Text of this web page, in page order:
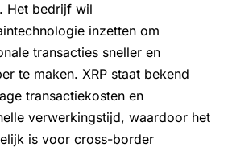
Het bedrijf wil
inzetten om
transacties sneller en
te maken. XRP staat bekend
transactiekosten en
verwerkingstijd, waardoor het
is voor cross-border